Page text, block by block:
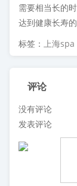
需要相当长的
达到健康长寿的
标签： 上海spa
评论
没有评论
发表评论